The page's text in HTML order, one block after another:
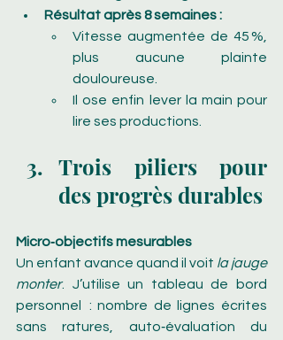
Résultat après 8 semaines :
Vitesse augmentée de 45 %,
plus aucune plainte
douloureuse.
Il ose enfin lever la main pour
lire ses productions.
Trois piliers pour
des progrès durables
Micro‑objectifs mesurables
Un enfant avance quand il voit la jauge
monter. J’utilise un tableau de bord
personnel  : nombre de lignes écrites
sans ratures, auto‑évaluation du